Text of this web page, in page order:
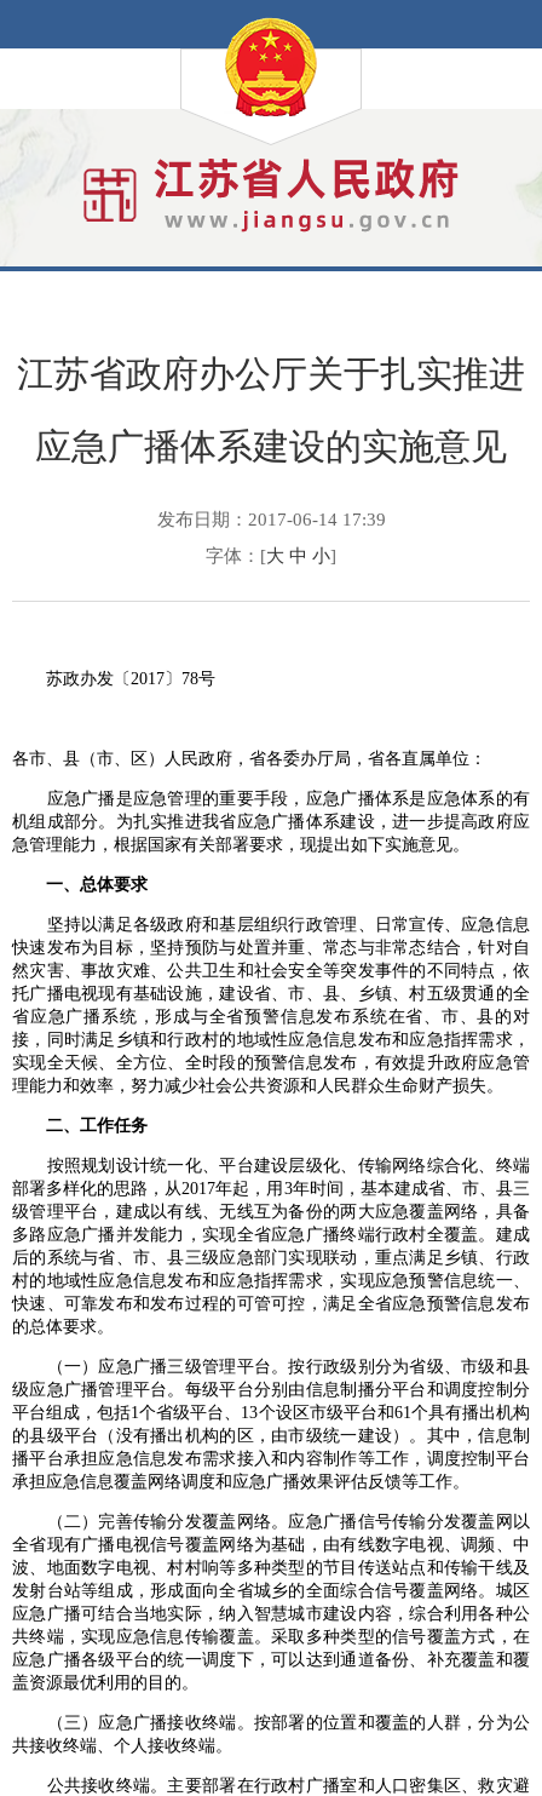
江苏省政府办公厅关于扎实推进
应急广播体系建设的实施意见
发布日期：2017-06-14 17:39
字体：[大 中 小]
苏政办发〔2017〕78号
各市、县（市、区）人民政府，省各委办厅局，省各直属单位：
应急广播是应急管理的重要手段，应急广播体系是应急体系的有
机组成部分。为扎实推进我省应急广播体系建设，进一步提高政府应
急管理能力，根据国家有关部署要求，现提出如下实施意见。
一、总体要求
坚持以满足各级政府和基层组织行政管理、日常宣传、应急信息
快速发布为目标，坚持预防与处置并重、常态与非常态结合，针对自
然灾害、事故灾难、公共卫生和社会安全等突发事件的不同特点，依
托广播电视现有基础设施，建设省、市、县、乡镇、村五级贯通的全
省应急广播系统，形成与全省预警信息发布系统在省、市、县的对
接，同时满足乡镇和行政村的地域性应急信息发布和应急指挥需求，
实现全天候、全方位、全时段的预警信息发布，有效提升政府应急管
理能力和效率，努力减少社会公共资源和人民群众生命财产损失。
二、工作任务
按照规划设计统一化、平台建设层级化、传输网络综合化、终端
部署多样化的思路，从2017年起，用3年时间，基本建成省、市、县三
级管理平台，建成以有线、无线互为备份的两大应急覆盖网络，具备
多路应急广播并发能力，实现全省应急广播终端行政村全覆盖。建成
后的系统与省、市、县三级应急部门实现联动，重点满足乡镇、行政
村的地域性应急信息发布和应急指挥需求，实现应急预警信息统一、
快速、可靠发布和发布过程的可管可控，满足全省应急预警信息发布
的总体要求。
（一）应急广播三级管理平台。按行政级别分为省级、市级和县
级应急广播管理平台。每级平台分别由信息制播分平台和调度控制分
平台组成，包括1个省级平台、13个设区市级平台和61个具有播出机构
的县级平台（没有播出机构的区，由市级统一建设）。其中，信息制
播平台承担应急信息发布需求接入和内容制作等工作，调度控制平台
承担应急信息覆盖网络调度和应急广播效果评估反馈等工作。
（二）完善传输分发覆盖网络。应急广播信号传输分发覆盖网以
全省现有广播电视信号覆盖网络为基础，由有线数字电视、调频、中
波、地面数字电视、村村响等多种类型的节目传送站点和传输干线及
发射台站等组成，形成面向全省城乡的全面综合信号覆盖网络。城区
应急广播可结合当地实际，纳入智慧城市建设内容，综合利用各种公
共终端，实现应急信息传输覆盖。采取多种类型的信号覆盖方式，在
应急广播各级平台的统一调度下，可以达到通道备份、补充覆盖和覆
盖资源最优利用的目的。
（三）应急广播接收终端。按部署的位置和覆盖的人群，分为公
共接收终端、个人接收终端。
公共接收终端。主要部署在行政村广播室和人口密集区、救灾避